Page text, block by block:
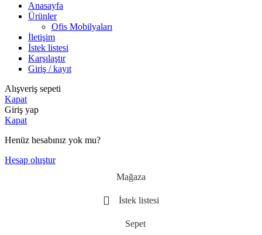
Anasayfa
Ürünler
Ofis Mobilyaları
İletişim
İstek listesi
Karşılaştır
Giriş / kayıt
Alışveriş sepeti
Kapat
Giriş yap
Kapat
Henüz hesabınız yok mu?
Hesap oluştur
Mağaza
İstek listesi
Sepet